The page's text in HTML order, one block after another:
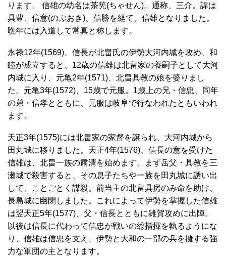
ります。 信雄の幼名は茶筅(ちゃせん)。通称、三介。諱は
具豊、信意(のぶおき)、信勝を経て、信雄となりました。
晩年には入道して常真と称します。
永禄12年(1569)、信長が北畠氏の伊勢大河内城を攻め、和
睦が成立すると、12歳の信雄は北畠家の養嗣子として大河
内城に入り、元亀2年(1571)、北畠具教の娘を娶りまし
た。元亀3年(1572)、15歳で元服。1歳上の兄・信忠、同年
の弟・信孝とともに、元服は岐阜で行なわれたともいわれ
ます。
天正3年(1575)には北畠家の家督を譲られ、大河内城から
田丸城に移りました。天正4年(1576)、信長の意を受けた
信雄は、北畠一族の粛清を始めます。まず岳父・具教を三
瀬城で殺害すると、その息子たちや一族を田丸城に誘い出
して、ことごとく謀殺。前当主の北畠具房のみ命を助け、
長島城に幽閉しました。これによって伊勢を掌握した信雄
は翌天正5年(1577)、父・信長とともに雑賀攻めに出陣。
以後は信長に代わって信忠が戦いの総指揮を執るようにな
り、信雄は信忠を支え、伊勢と大和の一部の兵を擁する強
力な軍団の主となります。